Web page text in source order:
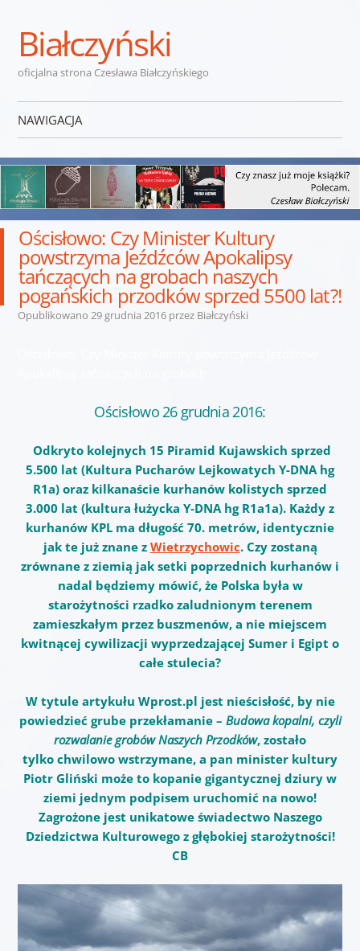
Białczyński
oficjalna strona Czesława Białczyńskiego
NAWIGACJA
Ościsłowo: Czy Minister Kultury
powstrzyma Jeźdźców Apokalipsy
tańczących na grobach naszych
pogańskich przodków sprzed 5500 lat?!
Opublikowano 29 grudnia 2016przez Białczyński
Ościsłowo 26 grudnia 2016:
Odkryto kolejnych 15 Piramid Kujawskich sprzed
5.500 lat (Kultura Pucharów Lejkowatych Y-DNA hg
R1a) oraz kilkanaście kurhanów kolistych sprzed
3.000 lat (kultura łużycka Y-DNA hg R1a1a). Każdy z
kurhanów KPL ma długość 70. metrów, identycznie
jak te już znane z Wietrzychowic. Czy zostaną
zrównane z ziemią jak setki poprzednich kurhanów i
nadal będziemy mówić, że Polska była w
starożytności rzadko zaludnionym terenem
zamieszkałym przez buszmenów, a nie miejscem
kwitnącej cywilizacji wyprzedzającej Sumer i Egipt o
całe stulecia?
W tytule artykułu Wprost.pl jest nieścisłość, by nie
powiedzieć grube przekłamanie – Budowa kopalni, czyli
rozwalanie grobów Naszych Przodków, zostało
tylko chwilowo wstrzymane, a pan minister kultury
Piotr Gliński może to kopanie gigantycznej dziury w
ziemi jednym podpisem uruchomić na nowo!
Zagrożone jest unikatowe świadectwo Naszego
Dziedzictwa Kulturowego z głębokiej starożytności!
CB